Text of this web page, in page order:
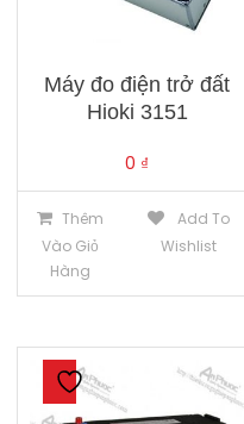
Máy đo điện trở đất
Hioki 3151
0 ₫
Thêm
Vào Giỏ
Hàng
Add To
Wishlist